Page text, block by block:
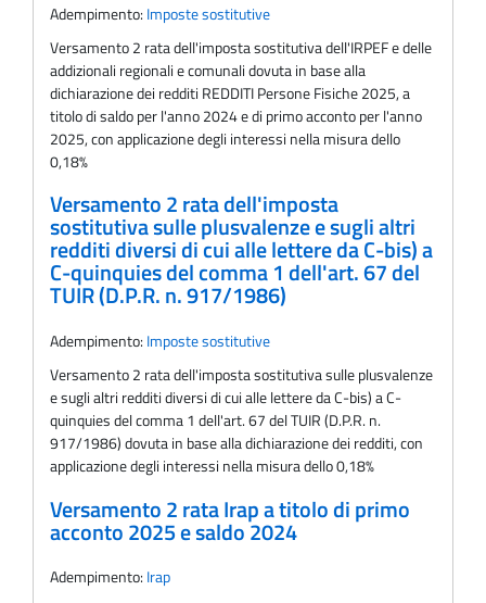
Adempimento: Imposte sostitutive
Versamento 2 rata dell'imposta sostitutiva dell'IRPEF e delle
addizionali regionali e comunali dovuta in base alla
dichiarazione dei redditi REDDITI Persone Fisiche 2025, a
titolo di saldo per l'anno 2024 e di primo acconto per l'anno
2025, con applicazione degli interessi nella misura dello
0,18%
Versamento 2 rata dell'imposta
sostitutiva sulle plusvalenze e sugli altri
redditi diversi di cui alle lettere da C-bis) a
C-quinquies del comma 1 dell'art. 67 del
TUIR (D.P.R. n. 917/1986)
Adempimento: Imposte sostitutive
Versamento 2 rata dell'imposta sostitutiva sulle plusvalenze
e sugli altri redditi diversi di cui alle lettere da C-bis) a C-
quinquies del comma 1 dell'art. 67 del TUIR (D.P.R. n.
917/1986) dovuta in base alla dichiarazione dei redditi, con
applicazione degli interessi nella misura dello 0,18%
Versamento 2 rata Irap a titolo di primo
acconto 2025 e saldo 2024
Adempimento: Irap